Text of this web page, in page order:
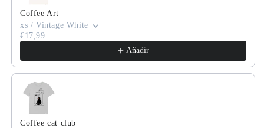
Coffee Art
xs / Vintage White
€17,99
Añadir
Coffee cat club